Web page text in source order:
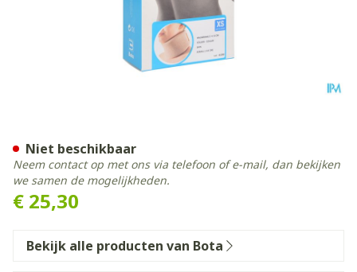
€ 25,30
Niet beschikbaar
Neem contact op met ons via telefoon of e-mail, dan bekijken
we samen de mogelijkheden.
Bekijk alle producten van Bota